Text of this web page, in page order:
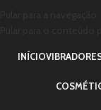
INÍCIO